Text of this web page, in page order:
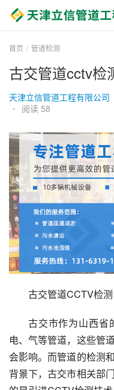
首页 管道检测
古交管道cctv检
天津立信管道工程有限公司
• 阅读 58
古交管道CCTV检
古交市作为山西省
电、气等管道，这些管
会影响。而管道的检测
背景下，古交市相关部